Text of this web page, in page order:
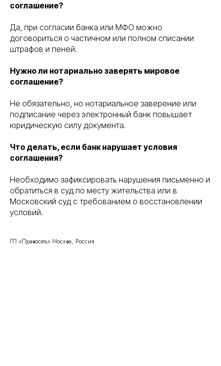
соглашение?
Да, при согласии банка или МФО можно
договориться о частичном или полном списании
штрафов и пеней.
Нужно ли нотариально заверять мировое
соглашение?
Не обязательно, но нотариальное заверение или
подписание через электронный банк повышает
юридическую силу документа.
Что делать, если банк нарушает условия
соглашения?
Необходимо зафиксировать нарушения письменно и
обратиться в суд по месту жительства или в
Московский суд с требованием о восстановлении
условий.
ГП «Правосеть» Москва, Россия
Правосеть
Юридические услуги в Москве
Банкротство физических лиц в Москве